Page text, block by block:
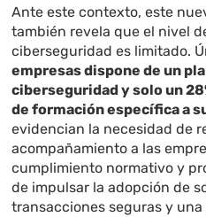
Ante este contexto, este
también revela que el nivel
ciberseguridad es limitado.
empresas dispone de un
ciberseguridad y solo un
de formación específica a
evidencian la necesidad de
acompañamiento a las
cumplimiento normativo y
de impulsar la adopción de
transacciones seguras y